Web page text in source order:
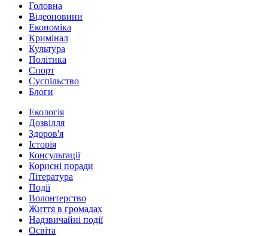
Головна
Відеоновини
Економіка
Кримінал
Культура
Політика
Спорт
Суспільство
Блоги
Екологія
Дозвілля
Здоров'я
Історія
Консультації
Корисні поради
Література
Події
Волонтерство
Життя в громадах
Надзвичайні події
Освіта